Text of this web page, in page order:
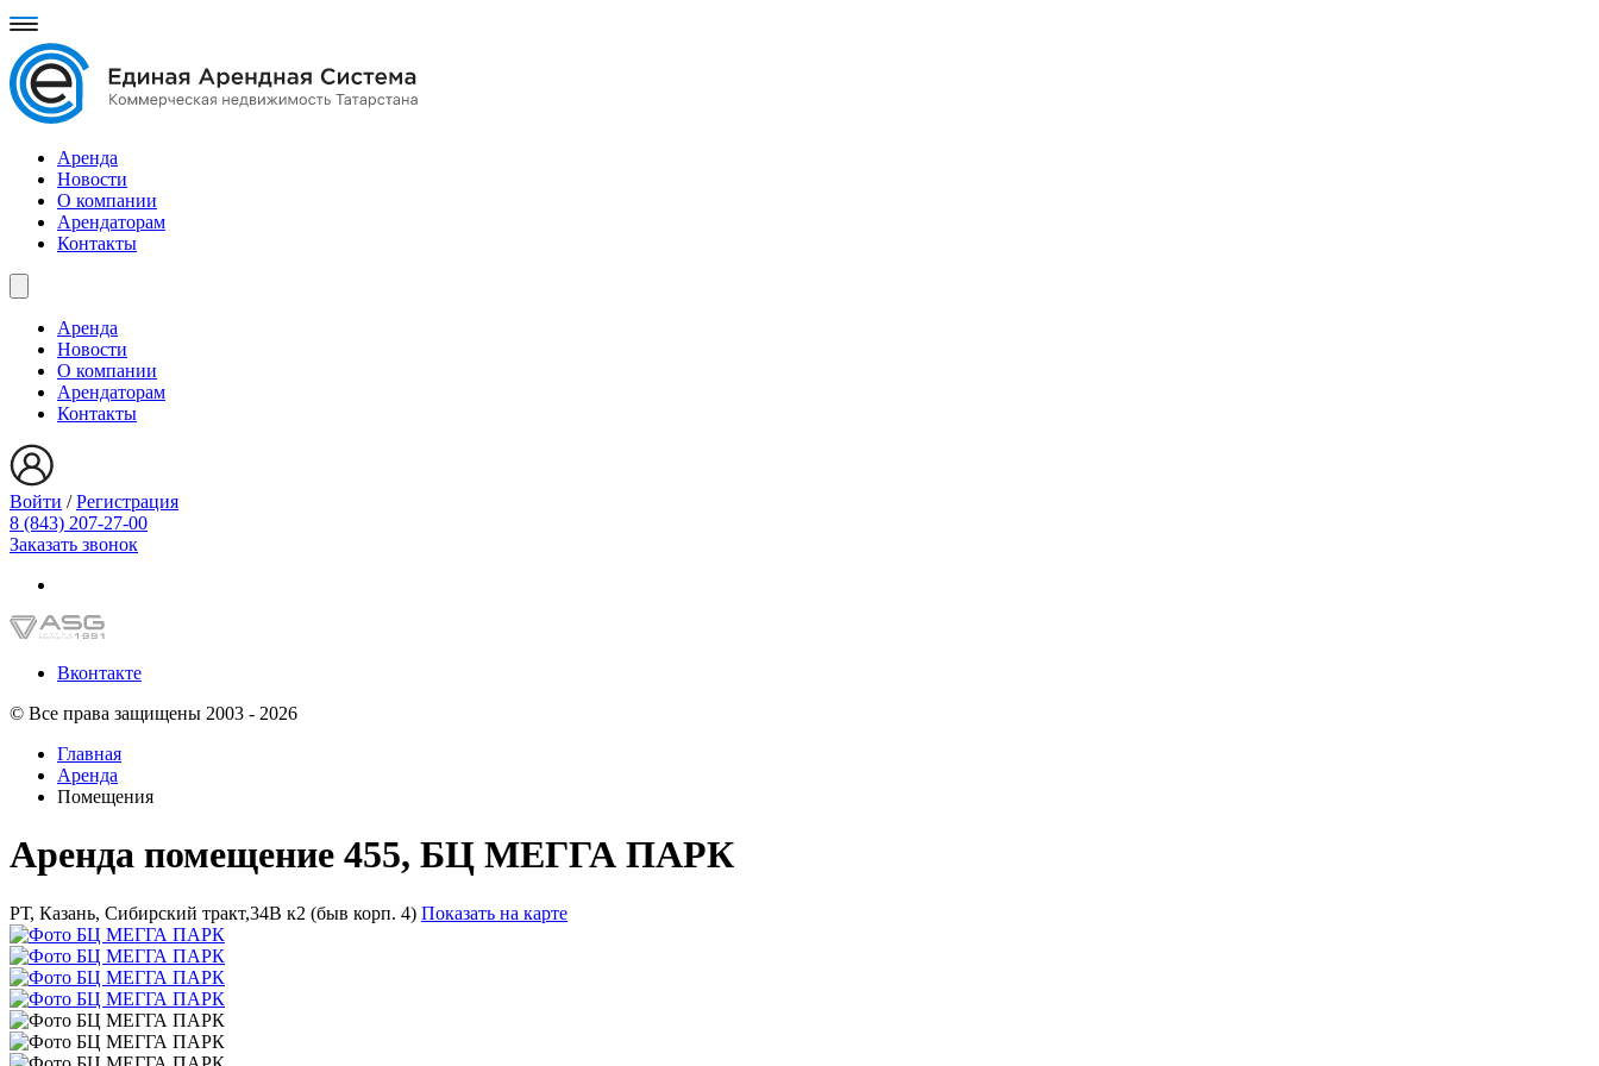
Аренда
Новости
О компании
Арендаторам
Контакты
Аренда
Новости
О компании
Арендаторам
Контакты
Войти /Регистрация
8 (843) 207-27-00
Заказать звонок
Вконтакте
© Все права защищены 2003 - 2026
Главная
Аренда
Помещения
Аренда помещение 455, БЦ МЕГГА ПАРК
РТ, Казань, Сибирский тракт,34В к2 (быв корп. 4) Показать на карте